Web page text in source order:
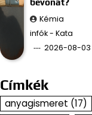
Kémia
infók - Kata
2026-08-03
Címkék
anyagismeret (17)